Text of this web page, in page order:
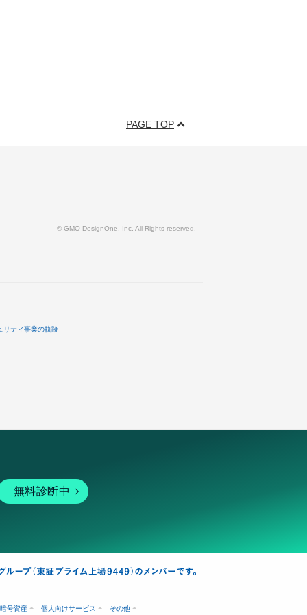
PAGE TOP
© GMO DesignOne, Inc. All Rights reserved.
リティ事業の軌跡
無料診断中
暗号資産 個人向けサービス その他